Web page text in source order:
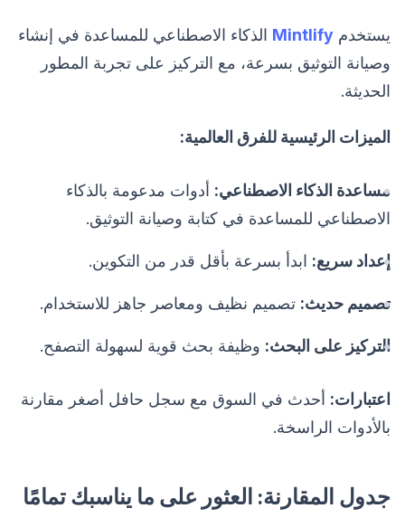
يستخدم Mintlify الذكاء الاصطناعي للمساعدة في إنشاء
وصيانة التوثيق بسرعة، مع التركيز على تجربة المطور
الحديثة.
الميزات الرئيسية للفرق العالمية:
مساعدة الذكاء الاصطناعي: أدوات مدعومة بالذكاء
الاصطناعي للمساعدة في كتابة وصيانة التوثيق.
إعداد سريع: ابدأ بسرعة بأقل قدر من التكوين.
تصميم حديث: تصميم نظيف ومعاصر جاهز للاستخدام.
التركيز على البحث: وظيفة بحث قوية لسهولة التصفح.
اعتبارات: أحدث في السوق مع سجل حافل أصغر مقارنة
بالأدوات الراسخة.
جدول المقارنة: العثور على ما يناسبك تمامًا